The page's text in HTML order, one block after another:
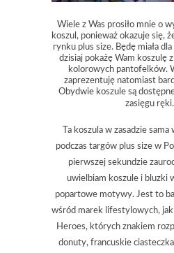
Wiele z Was prosiło mnie o
koszul, ponieważ okazuje się,
rynku plus size. Będę miała
dzisiaj pokażę Wam koszulę
kolorowych pantofelków.
zaprezentuję natomiast
Obydwie koszule są
zasięgu ręki.
Ta koszula w zasadzie
podczas targów plus size w
pierwszej sekundzie
uwielbiam koszule i bluzki
popartowe motywy. Jest to
wśród marek lifestylowych, jak
Heroes, których znakiem
donuty, francuskie